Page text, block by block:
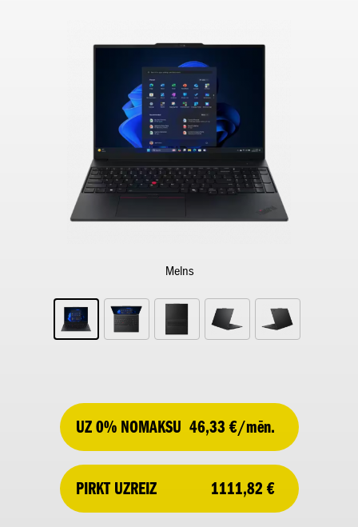
Melns
UZ 0% NOMAKSU 46,33 €/mēn.
PIRKT UZREIZ 1111,82 €